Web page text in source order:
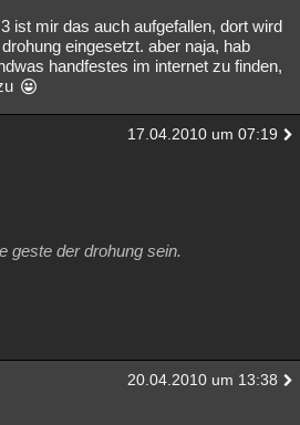
ist mir das auch aufgefallen, dort wird
eingesetzt. aber naja, hab
handfestes im internet zu finden,
17.04.2010 um 07:19
geste der drohung sein.
20.04.2010 um 13:38